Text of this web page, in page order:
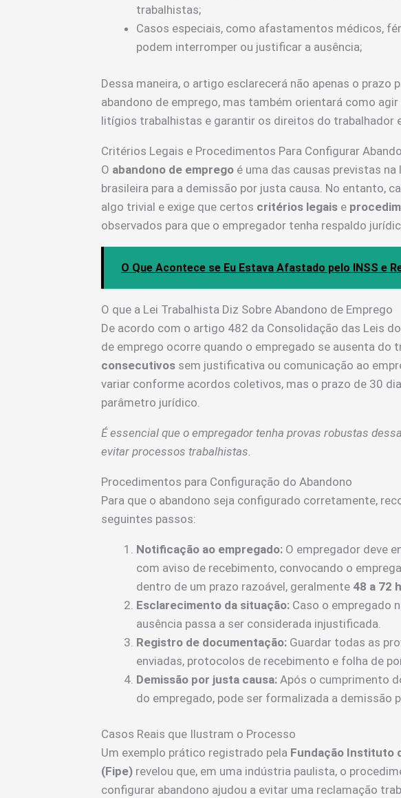
trabalhistas;
Casos especiais, como afastamentos médicos,
podem interromper ou justificar a ausência;
Dessa maneira, o artigo esclarecerá não apenas o prazo
abandono de emprego, mas também orientará como
litígios trabalhistas e garantir os direitos do trabalhador
Critérios Legais e Procedimentos Para Configurar
O abandono de emprego é uma das causas previstas
brasileira para a demissão por justa causa. No entanto,
algo trivial e exige que certos critérios legais e
observados para que o empregador tenha respaldo
O Que Acontece se Eu Estava Afastado pelo INSS e
O que a Lei Trabalhista Diz Sobre Abandono de Emprego
De acordo com o artigo 482 da Consolidação das Leis
de emprego ocorre quando o empregado se ausenta do
consecutivos sem justificativa ou comunicação ao
variar conforme acordos coletivos, mas o prazo de 30
parâmetro jurídico.
É essencial que o empregador tenha provas robustas
evitar processos trabalhistas.
Procedimentos para Configuração do Abandono
Para que o abandono seja configurado corretamente,
seguintes passos:
Notificação ao empregado: O empregador deve
com aviso de recebimento, convocando o
dentro de um prazo razoável, geralmente 48 a 72
Esclarecimento da situação: Caso o empregado
ausência passa a ser considerada injustificada.
Registro de documentação: Guardar todas as
enviadas, protocolos de recebimento e folha de
Demissão por justa causa: Após o cumprimento
do empregado, pode ser formalizada a demissão
Casos Reais que Ilustram o Processo
Um exemplo prático registrado pela Fundação Instituto
(Fipe) revelou que, em uma indústria paulista, o
configurar abandono ajudou a evitar uma reclamação